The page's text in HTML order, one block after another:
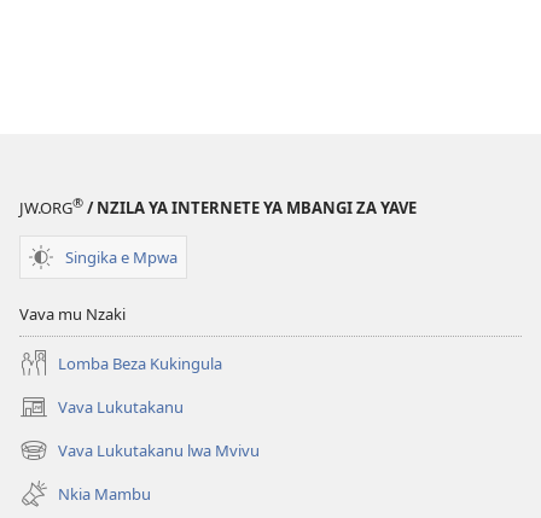
JW.ORG® / NZILA YA INTERNETE YA MBANGI ZA YAVE
Singika e Mpwa
Vava mu Nzaki
Lomba Beza Kukingula
Vava Lukutakanu
(opens
new
window)
Vava Lukutakanu lwa Mvivu
(opens
new
window)
Nkia Mambu